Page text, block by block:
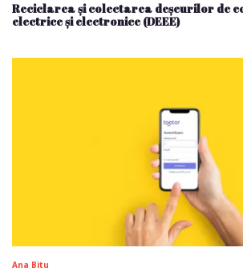
Reciclarea și colectarea deșeurilor de
electrice și electronice (DEEE)
Ana Bitu